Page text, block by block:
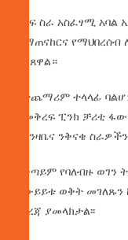
የካፍ ስራ አስፈፃሚ አባል
ለማጠናከርና
ገልጸዋል።
በተጨማሪም ተላላፊ
ለመቅረፍ ፒንክ ቻሪቲ
የግንዛቤና ንቅናቄ
በቀጣይም የባለብዙ ወገን
በውይይቱ ወቅት
መረጃ ያመላክታል፡፡